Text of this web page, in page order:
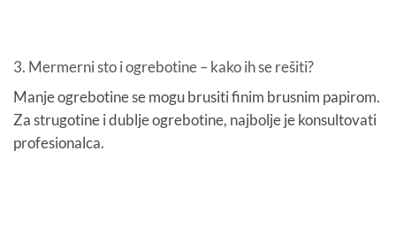
3. Mermerni sto i ogrebotine – kako ih se rešiti?
Manje ogrebotine se mogu brusiti finim brusnim papirom.
Za strugotine i dublje ogrebotine, najbolje je konsultovati
profesionalca.